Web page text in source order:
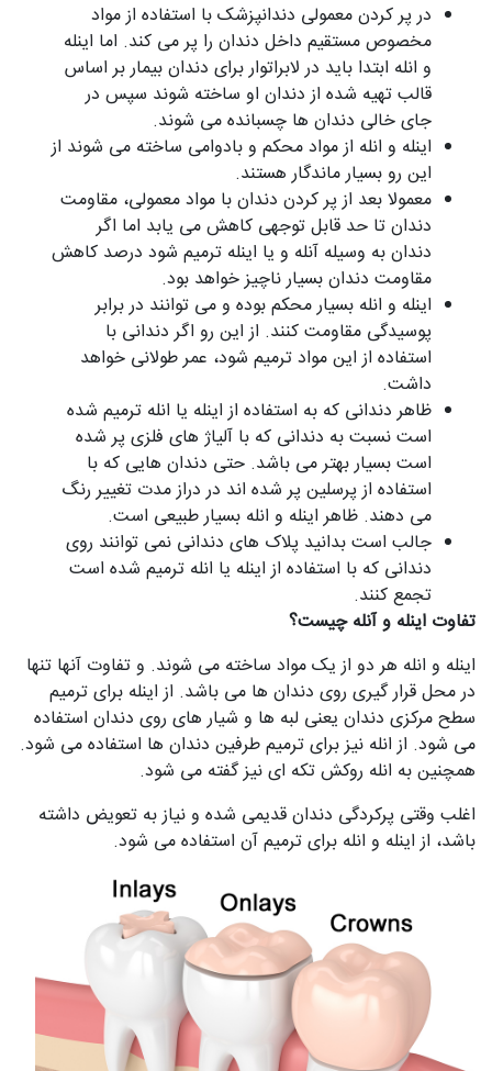
در پر کردن معمولی دندانپزشک با استفاده از مواد
مخصوص مستقیم داخل دندان را پر می کند. اما اینله
و انله ابتدا باید در لابراتوار برای دندان بیمار بر اساس
قالب تهیه شده از دندان او ساخته شوند سپس در
جای خالی دندان ها چسبانده می شوند.
اینله و انله از مواد محکم و بادوامی ساخته می شوند از
این رو بسیار ماندگار هستند.
معمولا بعد از پر کردن دندان با مواد معمولی، مقاومت
دندان تا حد قابل توجهی کاهش می یابد اما اگر
دندان به وسیله آنله و یا اینله ترمیم شود درصد کاهش
مقاومت دندان بسیار ناچیز خواهد بود.
اینله و انله بسیار محکم بوده و می توانند در برابر
پوسیدگی مقاومت کنند. از این رو اگر دندانی با
استفاده از این مواد ترمیم شود، عمر طولانی خواهد
داشت.
ظاهر دندانی که به استفاده از اینله یا انله ترمیم شده
است نسبت به دندانی که با آلیاژ های فلزی پر شده
است بسیار بهتر می باشد. حتی دندان هایی که با
استفاده از پرسلین پر شده اند در دراز مدت تغییر رنگ
می دهند. ظاهر اینله و انله بسیار طبیعی است.
جالب است بدانید پلاک های دندانی نمی توانند روی
دندانی که با استفاده از اینله یا انله ترمیم شده است
تجمع کنند.
تفاوت اینله و آنله چیست؟
اینله و انله هر دو از یک مواد ساخته می شوند. و تفاوت آنها تنها
در محل قرار گیری روی دندان ها می باشد. از اینله برای ترمیم
سطح مرکزی دندان یعنی لبه ها و شیار های روی دندان استفاده
می شود. از انله نیز برای ترمیم طرفین دندان ها استفاده می شود.
همچنین به انله روکش تکه ای نیز گفته می شود.
اغلب وقتی پرکردگی دندان قدیمی شده و نیاز به تعویض داشته
باشد، از اینله و انله برای ترمیم آن استفاده می شود.